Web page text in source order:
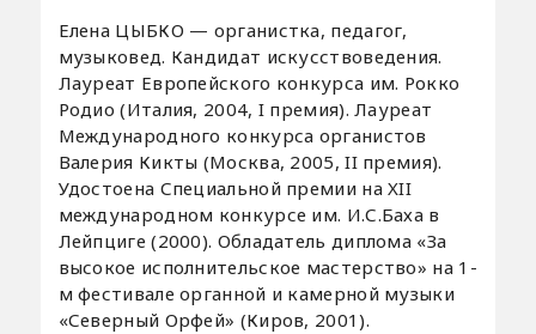
Елена ЦЫБКО — органистка, педагог,
музыковед. Кандидат искусствоведения.
Лауреат Европейского конкурса им. Рокко
Родио (Италия, 2004, I премия). Лауреат
Международного конкурса органистов
Валерия Кикты (Москва, 2005, II премия).
Удостоена Специальной премии на XII
международном конкурсе им. И.С.Баха в
Лейпциге (2000). Обладатель диплома «За
высокое исполнительское мастерство» на 1-
м фестивале органной и камерной музыки
«Северный Орфей» (Киров, 2001).